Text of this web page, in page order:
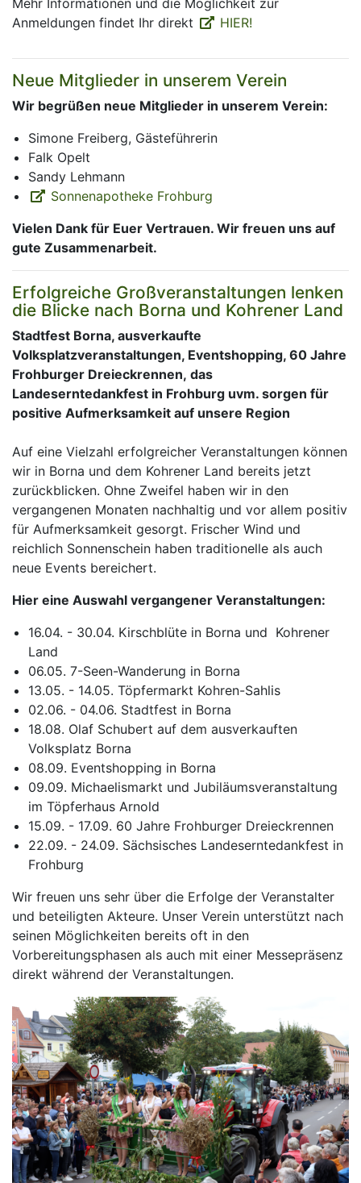
Anmeldungen findet Ihr direkt
HIER!
Neue Mitglieder in unserem Verein
Wir begrüßen neue Mitglieder in unserem Verein:
Simone Freiberg, Gästeführerin
Falk Opelt
Sandy Lehmann
Sonnenapotheke Frohburg
Vielen Dank für Euer Vertrauen. Wir freuen uns auf
gute Zusammenarbeit.
Erfolgreiche Großveranstaltungen lenken
die Blicke nach Borna und Kohrener Land
Stadtfest Borna, ausverkaufte
Volksplatzveranstaltungen, Eventshopping, 60 Jahre
Frohburger Dreieckrennen, das
Landeserntedankfest in Frohburg uvm. sorgen für
positive Aufmerksamkeit auf unsere Region
Auf eine Vielzahl erfolgreicher Veranstaltungen können
wir in Borna und dem Kohrener Land bereits jetzt
zurückblicken. Ohne Zweifel haben wir in den
vergangenen Monaten nachhaltig und vor allem positiv
für Aufmerksamkeit gesorgt. Frischer Wind und
reichlich Sonnenschein haben traditionelle als auch
neue Events bereichert.
Hier eine Auswahl vergangener Veranstaltungen:
16.04. - 30.04. Kirschblüte in Borna und Kohrener
Land
06.05. 7-Seen-Wanderung in Borna
13.05. - 14.05. Töpfermarkt Kohren-Sahlis
02.06. - 04.06. Stadtfest in Borna
18.08. Olaf Schubert auf dem ausverkauften
Volksplatz Borna
08.09. Eventshopping in Borna
09.09. Michaelismarkt und Jubiläumsveranstaltung
im Töpferhaus Arnold
15.09. - 17.09. 60 Jahre Frohburger Dreieckrennen
22.09. - 24.09. Sächsisches Landeserntedankfest in
Frohburg
Wir freuen uns sehr über die Erfolge der Veranstalter
und beteiligten Akteure. Unser Verein unterstützt nach
seinen Möglichkeiten bereits oft in den
Vorbereitungsphasen als auch mit einer Messepräsenz
direkt während der Veranstaltungen.